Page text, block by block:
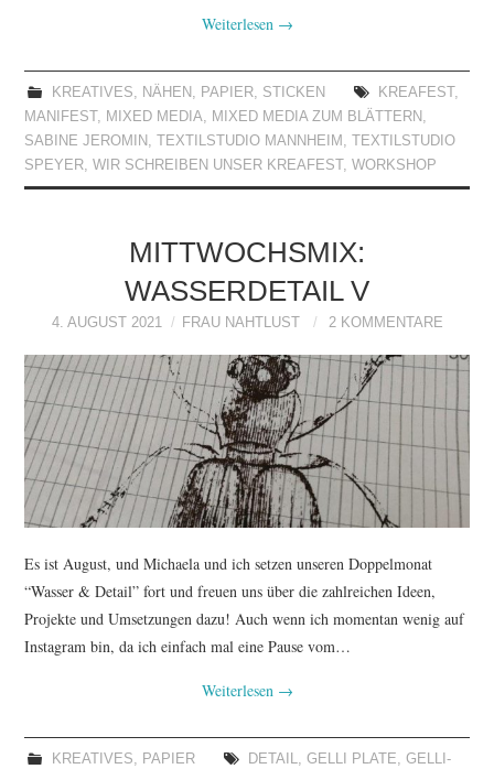
Weiterlesen →
KREATIVES, NÄHEN , PAPIER, STICKEN KREAFEST ,
MANIFEST , MIXED MEDIA, MIXED MEDIA ZUM BLÄTTERN ,
SABINE JEROMIN , TEXTILSTUDIO MANNHEIM ,
TEXTILSTUDIO
SPEYER,WIR SCHREIBEN UNSER KREAFEST ,WORKSHOP
MITTWOCHSMIX:
WASSERDETAIL V
4. AUGUST 2021 FRAU NAHTLUST 2 KOMMENTARE
Es ist August, und Michaela und ich setzen unseren Doppelmonat
“Wasser & Detail” fort und freuen uns über die zahlreichen Ideen,
Projekte und Umsetzungen dazu! Auch wenn ich momentan wenig auf
Instagram bin, da ich einfach mal eine Pause vom…
Weiterlesen →
KREATIVES, PAPIER DETAIL, GELLI PLATE, GELLI-